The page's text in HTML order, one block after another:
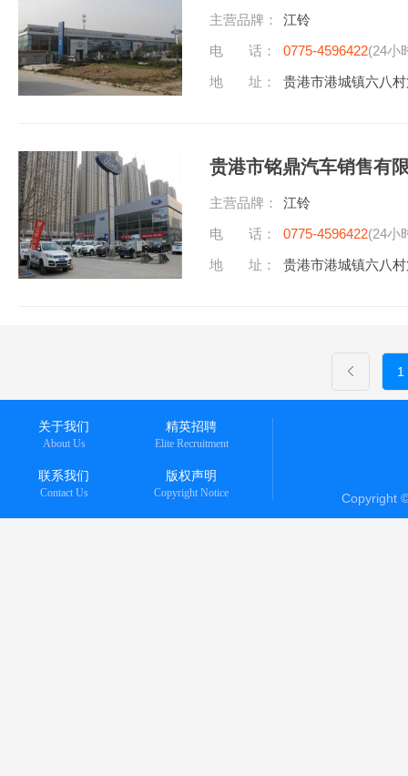
主营品牌：
江铃
电 话：
0775-4596422(24小
地 址：
贵港市港城镇六八
贵港市铭鼎汽车销售有
主营品牌：
江铃
电 话：
0775-4596422(24小
地 址：
贵港市港城镇六八
1
关于我们
About Us
精英招聘
Elite Recruitment
联系我们
Contact Us
版权声明
Copyright Notice Copyright